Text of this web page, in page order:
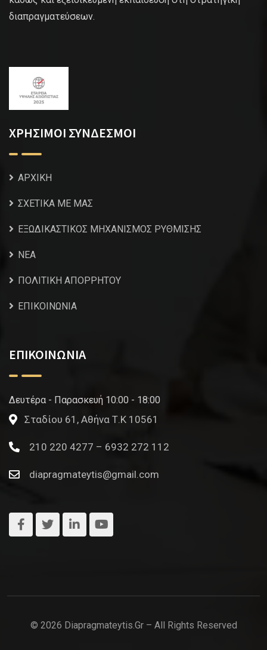
διαπραγματεύσεων.
ΧΡΗΣΙΜΟΙ ΣΥΝΔΕΣΜΟΙ
ΑΡΧΙΚΗ
ΣΧΕΤΙΚΑ ΜΕ ΜΑΣ
ΕΞΩΔΙΚΑΣΤΙΚΟΣ ΜΗΧΑΝΙΣΜΟΣ ΡΥΘΜΙΣΗΣ
NEA
ΠΟΛΙΤΙΚΗ ΑΠΟΡΡΗΤΟΥ
ΕΠΙΚΟΙΝΩΝΙΑ
ΕΠΙΚΟΙΝΩΝΙΑ
Δευτέρα - Παρασκευή 10:00 - 18:00
Σταδίου 61, Αθήνα Τ.Κ 10561
210 220 4277 – 6932 272 112
diapragmateytis@gmail.com
© 2026 Diapragmateytis.gr – All Rights Reserved